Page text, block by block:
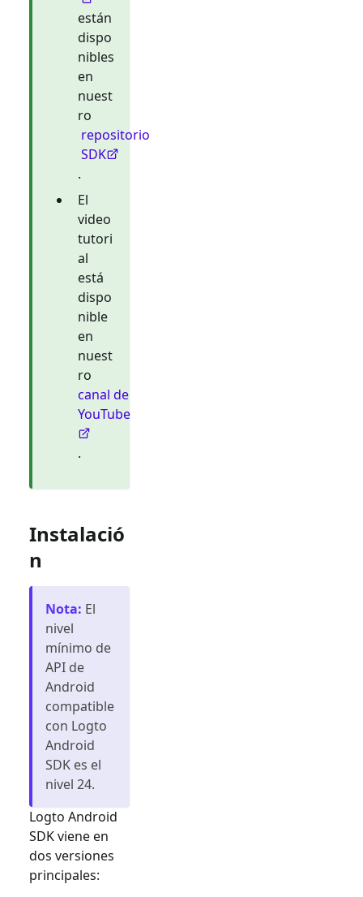
están
dispo
nibles
en
nuest
ro
repositorio
SDK
.
El
video
tutori
al
está
dispo
nible
en
nuest
ro
canal de
YouTube
.
Instalació
n
Nota: El
nivel
mínimo de
API de
Android
compatible
con Logto
Android
SDK es el
nivel 24.
Logto Android
SDK viene en
dos versiones
principales: